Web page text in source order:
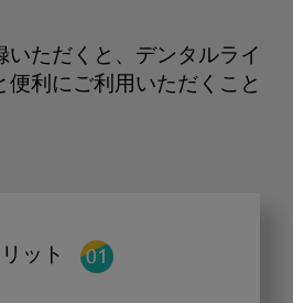
いただくと、デンタルライ
便利にご利用いただくこと
ット